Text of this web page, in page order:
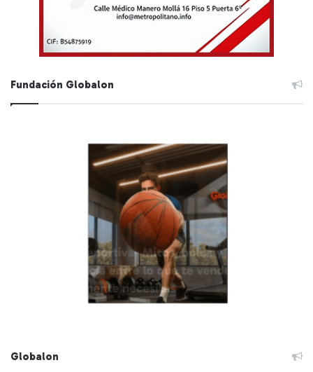
Fundación Globalon
Globalon